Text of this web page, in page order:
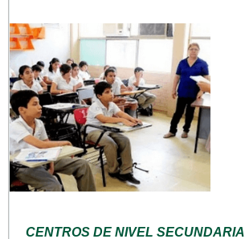
CENTROS DE NIVEL SECUNDARIA